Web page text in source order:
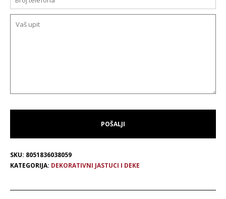
SKU: 8051836038059
KATEGORIJA: DEKORATIVNI JASTUCI I DEKE